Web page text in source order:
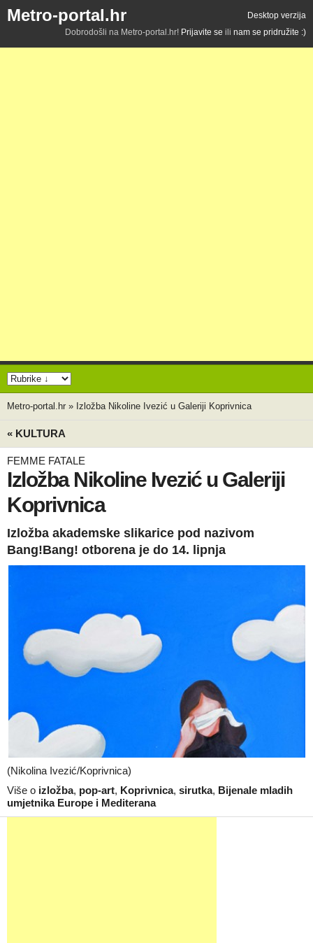
Metro-portal.hr
Desktop verzija
Dobrodošli na Metro-portal.hr! Prijavite se ili nam se pridružite :)
Metro-portal.hr » Izložba Nikoline Ivezić u Galeriji Koprivnica
« KULTURA
FEMME FATALE
Izložba Nikoline Ivezić u Galeriji
Koprivnica
Izložba akademske slikarice pod nazivom
Bang!Bang! otborena je do 14. lipnja
(Nikolina Ivezić/Koprivnica)
Više o izložba, pop-art, Koprivnica, sirutka, Bijenale mladih
umjetnika Europe i Mediterana